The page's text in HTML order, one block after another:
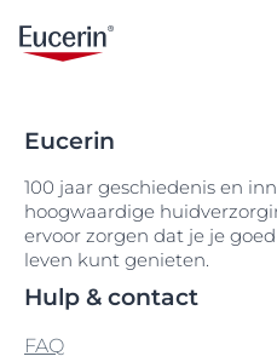
Eucerin
100 jaar geschiedenis en
hoogwaardige
ervoor zorgen dat je je
leven kunt genieten.
Hulp & contact
FAQ